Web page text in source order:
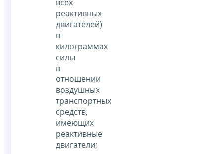
всех
реактивных
двигателей)
в
килограммах
силы
в
отношении
воздушных
транспортных
средств,
имеющих
реактивные
двигатели;